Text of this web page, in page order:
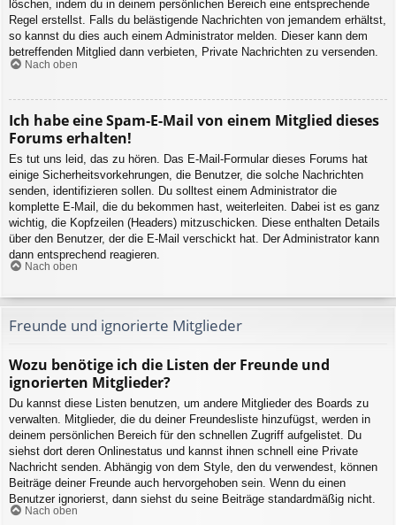
löschen, indem du in deinem persönlichen Bereich eine entsprechende
Regel erstellst. Falls du belästigende Nachrichten von jemandem erhältst,
so kannst du dies auch einem Administrator melden. Dieser kann dem
betreffenden Mitglied dann verbieten, Private Nachrichten zu versenden.
Nach oben
Ich habe eine Spam-E-Mail von einem Mitglied dieses
Forums erhalten!
Es tut uns leid, das zu hören. Das E-Mail-Formular dieses Forums hat
einige Sicherheitsvorkehrungen, die Benutzer, die solche Nachrichten
senden, identifizieren sollen. Du solltest einem Administrator die
komplette E-Mail, die du bekommen hast, weiterleiten. Dabei ist es ganz
wichtig, die Kopfzeilen (Headers) mitzuschicken. Diese enthalten Details
über den Benutzer, der die E-Mail verschickt hat. Der Administrator kann
dann entsprechend reagieren.
Nach oben
Freunde und ignorierte Mitglieder
Wozu benötige ich die Listen der Freunde und
ignorierten Mitglieder?
Du kannst diese Listen benutzen, um andere Mitglieder des Boards zu
verwalten. Mitglieder, die du deiner Freundesliste hinzufügst, werden in
deinem persönlichen Bereich für den schnellen Zugriff aufgelistet. Du
siehst dort deren Onlinestatus und kannst ihnen schnell eine Private
Nachricht senden. Abhängig von dem Style, den du verwendest, können
Beiträge deiner Freunde auch hervorgehoben sein. Wenn du einen
Benutzer ignorierst, dann siehst du seine Beiträge standardmäßig nicht.
Nach oben